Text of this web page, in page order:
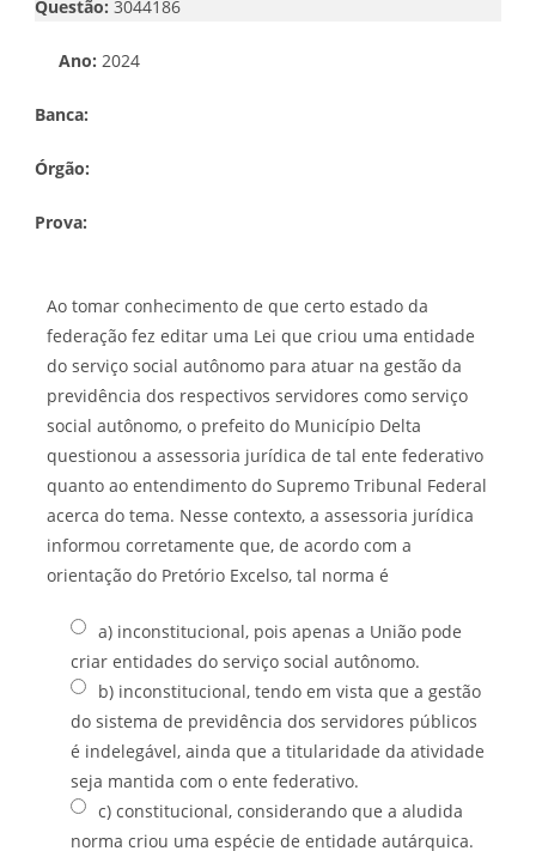
Questão: 3044186
Ano: 2024
Banca:
Órgão:
Prova:
Ao tomar conhecimento de que certo estado da
federação fez editar uma Lei que criou uma entidade
do serviço social autônomo para atuar na gestão da
previdência dos respectivos servidores como serviço
social autônomo, o prefeito do Município Delta
questionou a assessoria jurídica de tal ente federativo
quanto ao entendimento do Supremo Tribunal Federal
acerca do tema. Nesse contexto, a assessoria jurídica
informou corretamente que, de acordo com a
orientação do Pretório Excelso, tal norma é
a) inconstitucional, pois apenas a União pode
criar entidades do serviço social autônomo.
b) inconstitucional, tendo em vista que a gestão
do sistema de previdência dos servidores públicos
é indelegável, ainda que a titularidade da atividade
seja mantida com o ente federativo.
c) constitucional, considerando que a aludida
norma criou uma espécie de entidade autárquica.